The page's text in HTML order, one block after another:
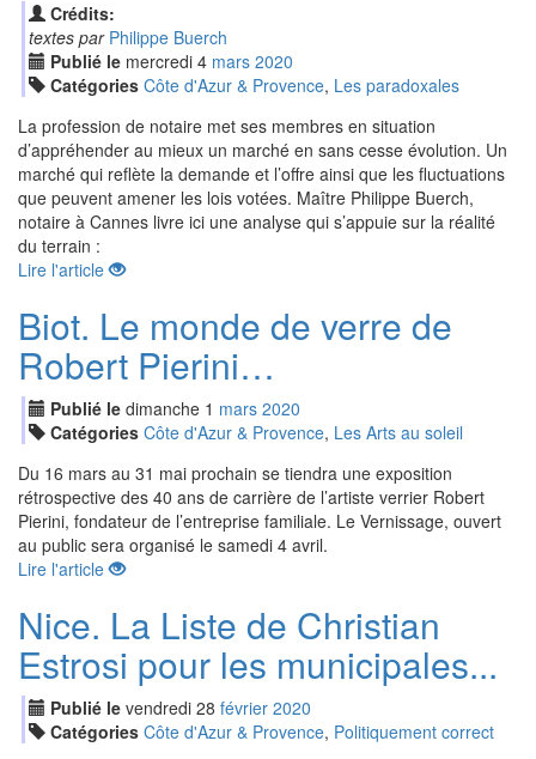
Crédits:
textes par Philippe Buerch
Publié le mercredi 4 mars 2020
Catégories Côte d'Azur & Provence, Les paradoxales
La profession de notaire met ses membres en situation
d’appréhender au mieux un marché en sans cesse évolution. Un
marché qui reflète la demande et l’offre ainsi que les fluctuations
que peuvent amener les lois votées. Maître Philippe Buerch,
notaire à Cannes livre ici une analyse qui s’appuie sur la réalité
du terrain :
Lire l'article
Biot. Le monde de verre de
Robert Pierini…
Publié le dimanche 1 mars 2020
Catégories Côte d'Azur & Provence, Les Arts au soleil
Du 16 mars au 31 mai prochain se tiendra une exposition
rétrospective des 40 ans de carrière de l’artiste verrier Robert
Pierini, fondateur de l’entreprise familiale. Le Vernissage, ouvert
au public sera organisé le samedi 4 avril.
Lire l'article
Nice. La Liste de Christian
Estrosi pour les municipales...
Publié le vendredi 28 février 2020
Catégories Côte d'Azur & Provence, Politiquement correct